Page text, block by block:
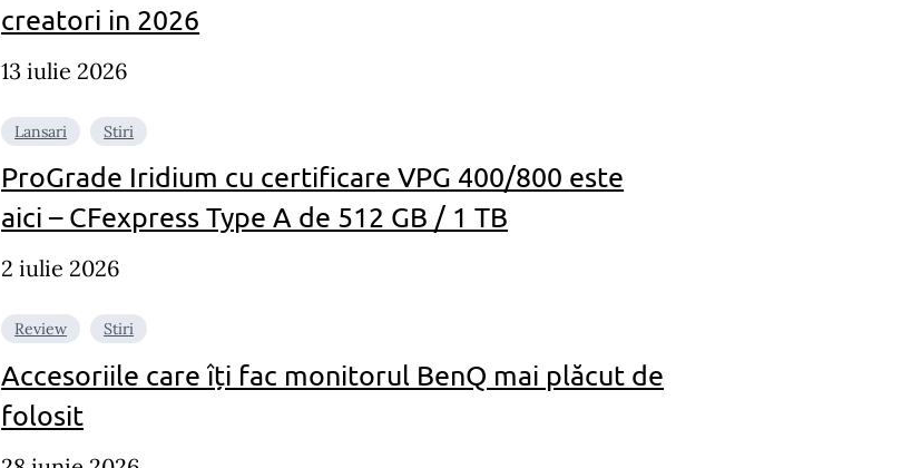
creatori in 2026
13 iulie 2026
Lansari Stiri
ProGrade Iridium cu certificare VPG 400/800 este
aici – CFexpress Type A de 512 GB / 1 TB
2 iulie 2026
Review Stiri
Accesoriile care îți fac monitorul BenQ mai plăcut de
folosit